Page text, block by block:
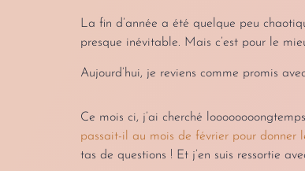
La fin d’année a été quelque peu
presque inévitable. Mais c’est pour le
Aujourd’hui, je reviens comme promis
Ce mois ci, j’ai cherché
passait-il au mois de février pour donner
tas de questions ! Et j’en suis ressortie